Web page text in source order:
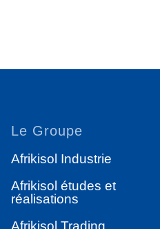
Le Groupe
Afrikisol Industrie
Afrikisol études et
réalisations